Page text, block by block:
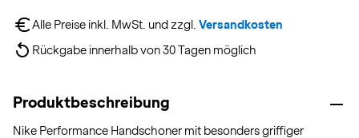
Alle Preise inkl. MwSt. und zzgl. Versandkosten
Rückgabe innerhalb von 30 Tagen möglich
Produktbeschreibung
Nike Performance Handschoner mit besonders griffiger